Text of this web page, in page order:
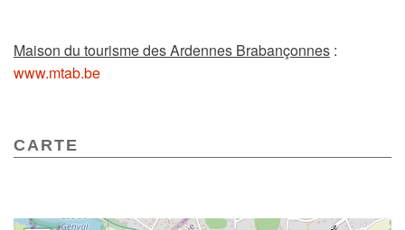
Maison du tourisme des Ardennes Brabançonnes :
www.mtab.be
CARTE